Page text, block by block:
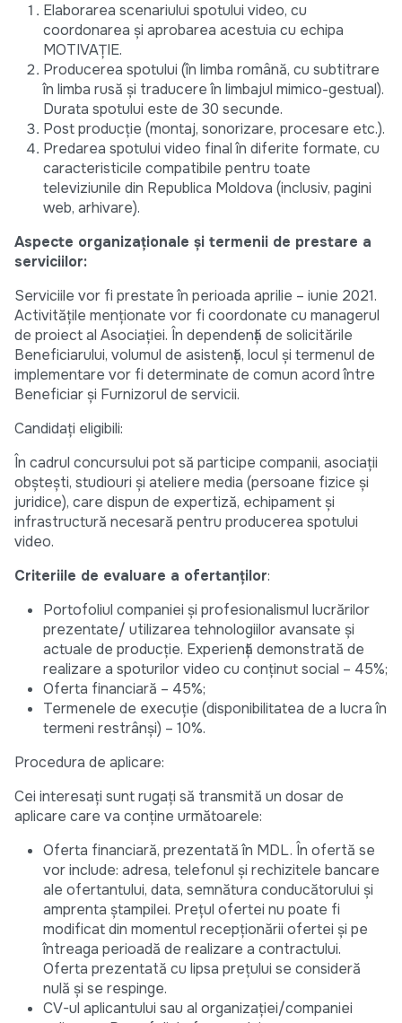
Elaborarea scenariului spotului video, cu
coordonarea și aprobarea acestuia cu echipa
MOTIVAȚIE.
Producerea spotului (în limba română, cu subtitrare
în limba rusă și traducere în limbajul mimico-gestual).
Durata spotului este de 30 secunde.
Post producție (montaj, sonorizare, procesare etc.).
Predarea spotului video final în diferite formate, cu
caracteristicile compatibile pentru toate
televiziunile din Republica Moldova (inclusiv, pagini
web, arhivare).
Aspecte organizaționale și termenii de prestare a
serviciilor:
Serviciile vor fi prestate în perioada aprilie – iunie 2021.
Activitățile menționate vor fi coordonate cu managerul
de proiect al Asociației. În dependență de solicitările
Beneficiarului, volumul de asistență, locul şi termenul de
implementare vor fi determinate de comun acord între
Beneficiar şi Furnizorul de servicii.
Candidați eligibili:
În cadrul concursului pot să participe companii, asociații
obștești, studiouri și ateliere media (persoane fizice și
juridice), care dispun de expertiză, echipament și
infrastructură necesară pentru producerea spotului
video.
Criteriile de evaluare a ofertanților:
Portofoliul companiei și profesionalismul lucrărilor
prezentate/ utilizarea tehnologiilor avansate și
actuale de producție. Experiență demonstrată de
realizare a spoturilor video cu conținut social – 45%;
Oferta financiară – 45%;
Termenele de execuție (disponibilitatea de a lucra în
termeni restrânși) – 10%.
Procedura de aplicare:
Cei interesați sunt rugați să transmită un dosar de
aplicare care va conține următoarele:
Oferta financiară, prezentată în MDL. În ofertă se
vor include: adresa, telefonul și rechizitele bancare
ale ofertantului, data, semnătura conducătorului și
amprenta ștampilei. Prețul ofertei nu poate fi
modificat din momentul recepționării ofertei și pe
întreaga perioadă de realizare a contractului.
Oferta prezentată cu lipsa preţului se consideră
nulă şi se respinge.
CV-ul aplicantului sau al organizației/companiei